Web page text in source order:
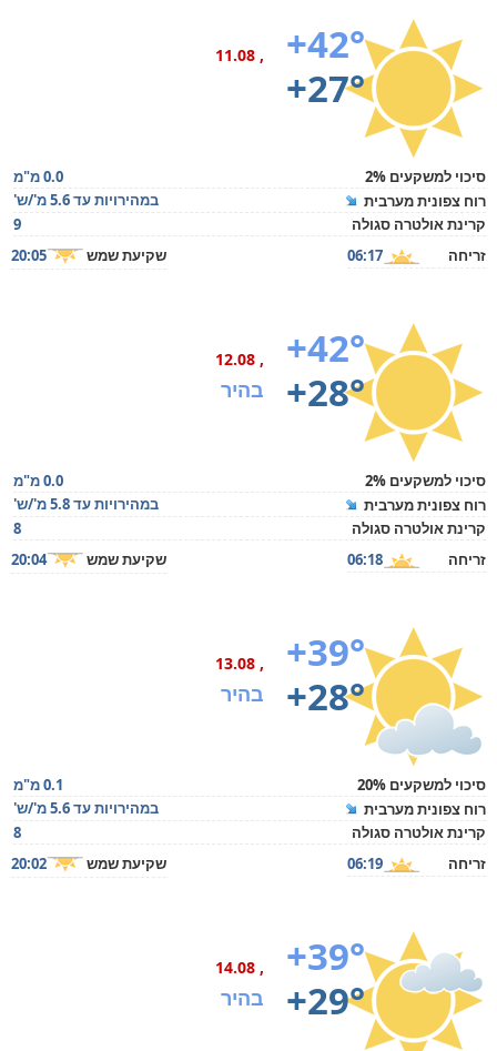
+42°
+27°
, 11.08
סיכוי למשקעים 2%
0.0 מ"מ
רוח צפונית מערבית
במהירויות עד 5.6 מ'/ש'
קרינת אולטרה סגולה
9
זריחה
06:17 שקיעת שמש 20:05
+42°
+28°
, 12.08
בהיר
סיכוי למשקעים 2%
0.0 מ"מ
רוח צפונית מערבית
במהירויות עד 5.8 מ'/ש'
קרינת אולטרה סגולה
8
זריחה
06:18 שקיעת שמש 20:04
+39°
+28°
, 13.08
בהיר
סיכוי למשקעים 20%
0.1 מ"מ
רוח צפונית מערבית
במהירויות עד 5.6 מ'/ש'
קרינת אולטרה סגולה
8
זריחה
06:19 שקיעת שמש 20:02
+39°
+29°
, 14.08
בהיר